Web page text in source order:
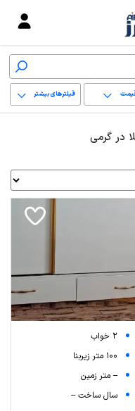
فیلترهای بیشتر
پاک کردن محدوده
در گرمی
2 خواب
100 متر زیربنا
-- متر زمین
سال ساخت --